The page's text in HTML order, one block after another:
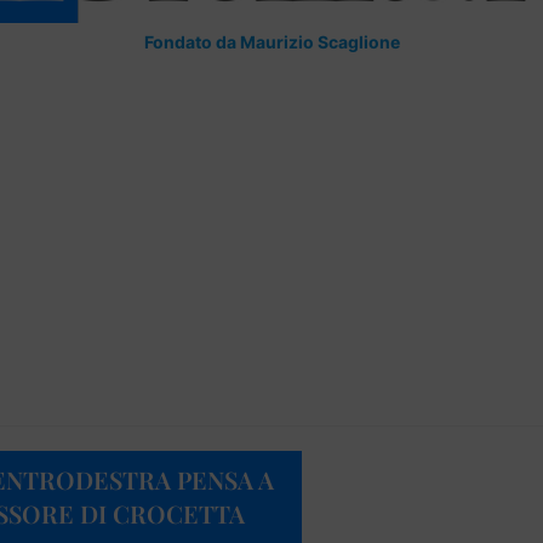
Fondato da Maurizio Scaglione
PENSA A
DI CROCETTA